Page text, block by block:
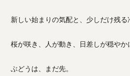
新しい始まりの気配と、少しだけ残る
桜が咲き、人が動き、日差しが穏やか
ぶどうは、まだ先。